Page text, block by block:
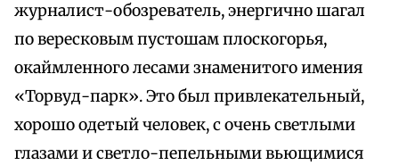
журналист-обозреватель, энергично шагал
по вересковым пустошам плоскогорья,
окаймленного лесами знаменитого имения
«Торвуд-парк». Это был привлекательный,
хорошо одетый человек, с очень светлыми
глазами и светло-пепельными вьющимися